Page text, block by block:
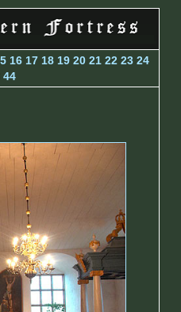
16 17 18 19 20 21 22 23 24
44